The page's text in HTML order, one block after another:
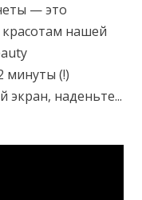
— это
нашей
минуты (!)
наденьте...